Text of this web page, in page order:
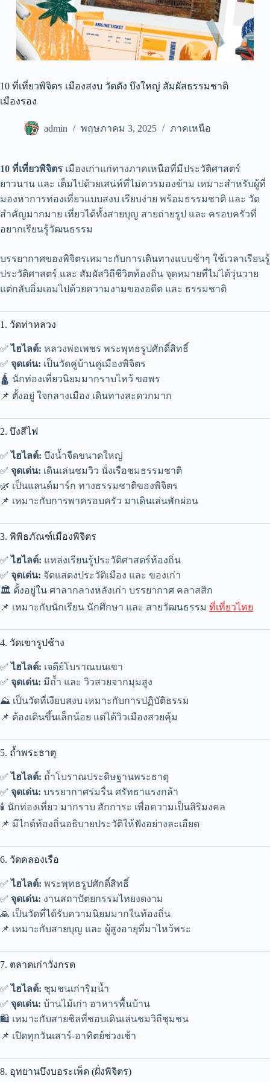
10 ที่เที่ยวพิจิตร เมืองสงบ วัดดัง บึงใหญ่ สัมผัสธรรมชาติ
เมืองรอง
admin พฤษภาคม 3, 2025 ภาคเหนือ
10 ที่เที่ยวพิจิตร เมืองเก่าแก่ทางภาคเหนือที่มีประวัติศาสตร์
ยาวนาน และ เต็มไปด้วยเสน่ห์ที่ไม่ควรมองข้าม เหมาะสำหรับผู้ที่
มองหาการท่องเที่ยวแบบสงบ เรียบง่าย พร้อมธรรมชาติ และ วัด
สำคัญมากมาย เที่ยวได้ทั้งสายบุญ สายถ่ายรูป และ ครอบครัวที่
อยากเรียนรู้วัฒนธรรม
บรรยากาศของพิจิตรเหมาะกับการเดินทางแบบช้าๆ ใช้เวลาเรียนรู้
ประวัติศาสตร์ และ สัมผัสวิถีชีวิตท้องถิ่น จุดหมายที่ไม่ได้วุ่นวาย
แต่กลับอิ่มเอมไปด้วยความงามของอดีต และ ธรรมชาติ
1. วัดท่าหลวง
✅ไฮไลต์: หลวงพ่อเพชร พระพุทธรูปศักดิ์สิทธิ์
✅ จุดเด่น: เป็นวัดคู่บ้านคู่เมืองพิจิตร
🛕 นักท่องเที่ยวนิยมมากราบไหว้ ขอพร
📌 ตั้งอยู่ ใจกลางเมือง เดินทางสะดวกมาก
2. บึงสีไฟ
✅ไฮไลต์: บึงน้ำจืดขนาดใหญ่
✅ จุดเด่น: เดินเล่นชมวิว นั่งเรือชมธรรมชาติ
🌿 เป็นแลนด์มาร์ก ทางธรรมชาติของพิจิตร
📌 เหมาะกับการพาครอบครัว มาเดินเล่นพักผ่อน
3. พิพิธภัณฑ์เมืองพิจิตร
✅ ไฮไลต์: แหล่งเรียนรู้ประวัติศาสตร์ท้องถิ่น
✅ จุดเด่น: จัดแสดงประวัติเมือง และ ของเก่า
🏛️ ตั้งอยู่ใน ศาลากลางหลังเก่า บรรยากาศ คลาสสิก
📌 เหมาะกับนักเรียน นักศึกษา และ สายวัฒนธรรม ที่เที่ยวไทย
4. วัดเขารูปช้าง
✅ไฮไลต์: เจดีย์โบราณบนเขา
✅ จุดเด่น: มีถ้ำ และ วิวสวยจากมุมสูง
⛰️ เป็นวัดที่เงียบสงบ เหมาะกับการปฏิบัติธรรม
📌 ต้องเดินขึ้นเล็กน้อย แต่ได้วิวเมืองสวยคุ้ม
5. ถ้ำพระธาตุ
✅ไฮไลต์: ถ้ำโบราณประดิษฐานพระธาตุ
✅ จุดเด่น: บรรยากาศร่มรื่น ศรัทธาแรงกล้า
🕯️ นักท่องเที่ยว มากราบ สักการะ เพื่อความเป็นสิริมงคล
📌 มีไกด์ท้องถิ่นอธิบายประวัติให้ฟังอย่างละเอียด
6. วัดคลองเรือ
✅ไฮไลต์: พระพุทธรูปศักดิ์สิทธิ์
✅ จุดเด่น: งานสถาปัตยกรรมไทยงดงาม
🙏 เป็นวัดที่ได้รับความนิยมมากในท้องถิ่น
📌 เหมาะกับสายบุญ และ ผู้สูงอายุที่มาไหว้พระ
7. ตลาดเก่าวังกรด
✅ไฮไลต์: ชุมชนเก่าริมน้ำ
✅ จุดเด่น: บ้านไม้เก่า อาหารพื้นบ้าน
🛍️ เหมาะกับสายชิลที่ชอบเดินเล่นชมวิถีชุมชน
📌 เปิดทุกวันเสาร์-อาทิตย์ช่วงเช้า
8. อุทยานบึงบอระเพ็ด (ฝั่งพิจิตร)